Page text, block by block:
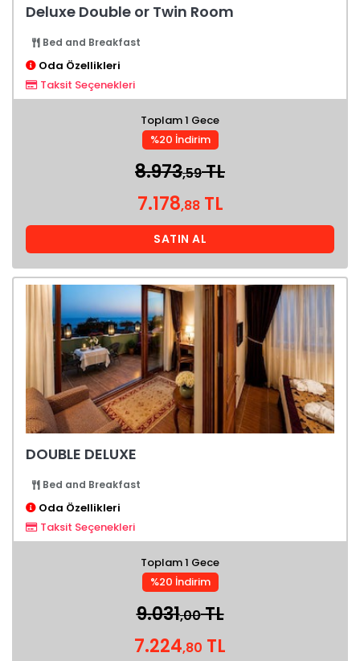
Deluxe Double or Twin Room
Bed and Breakfast
Oda Özellikleri
Taksit Seçenekleri
Toplam 1 Gece
%20 İndirim
8.973,59TL
7.178,88TL
SATIN AL
DOUBLE DELUXE
Bed and Breakfast
Oda Özellikleri
Taksit Seçenekleri
Toplam 1 Gece
%20 İndirim
9.031,00TL
7.224,80 TL